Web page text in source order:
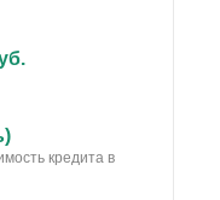
кредита в